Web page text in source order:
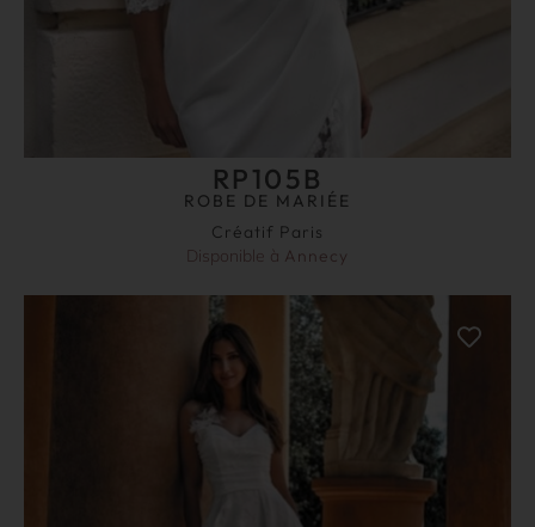
RP105B
ROBE DE MARIÉE
Créatif Paris
Disponible à Annecy